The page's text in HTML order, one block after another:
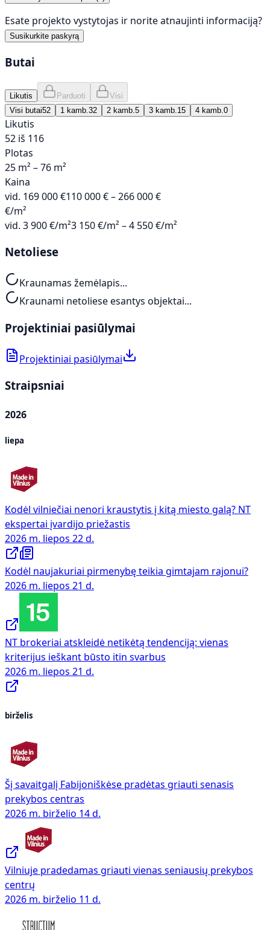
Esate projekto vystytojas ir norite atnaujinti informaciją?
Susikurkite paskyrą
Butai
Likutis Parduoti
Visi
Visi butai52 1 kamb. 32 2 kamb. 5 3 kamb. 15 4 kamb. 0
Likutis
52 iš 116
Plotas
25 m² – 76 m²
Kaina
vid. 169 000 €110 000 € – 266 000 €
€/m²
vid. 3 900 €/m²3 150 €/m² – 4 550 €/m²
Netoliese
Kraunamas žemėlapis...
Kraunami netoliese esantys objektai...
Projektiniai pasiūlymai
Projektiniai pasiūlymai
Straipsniai
2026
liepa
Kodėl vilniečiai nenori kraustytis į kitą miesto galą? NT
ekspertai įvardijo priežastis
2026 m. liepos 22 d.
Kodėl naujakuriai pirmenybę teikia gimtajam rajonui?
2026 m. liepos 21 d.
NT brokeriai atskleidė netikėtą tendenciją: vienas
kriterijus ieškant būsto itin svarbus
2026 m. liepos 21 d.
birželis
Šį savaitgalį Fabijoniškėse pradėtas griauti senasis
prekybos centras
2026 m. birželio 14 d.
Vilniuje pradedamas griauti vienas seniausių prekybos
centrų
2026 m. birželio 11 d.